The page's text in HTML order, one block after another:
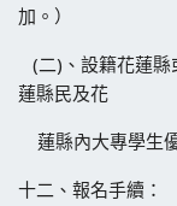
加。）
(二)、設籍花蓮縣
蓮縣民及花
蓮縣內大專學生
十二、報名手續：